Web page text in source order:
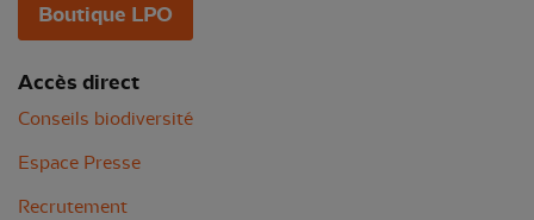
Boutique LPO
Accès direct
Conseils biodiversité
Espace Presse
Recrutement